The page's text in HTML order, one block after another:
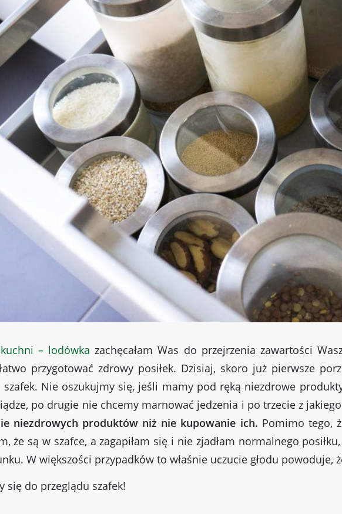
– lodówka zachęcałam Was do przejrzenia zawartości
przygotować zdrowy posiłek. Dzisiaj, skoro już pierwsze
szafek. Nie oszukujmy się, jeśli mamy pod ręką niezdrowe
po drugie nie chcemy marnować jedzenia i po trzecie z
niezdrowych produktów niż nie kupowanie ich. Pomimo tego,
że są w szafce, a zagapiłam się i nie zjadłam normalnego
W większości przypadków to właśnie uczucie głodu powoduje,
się do przeglądu szafek!